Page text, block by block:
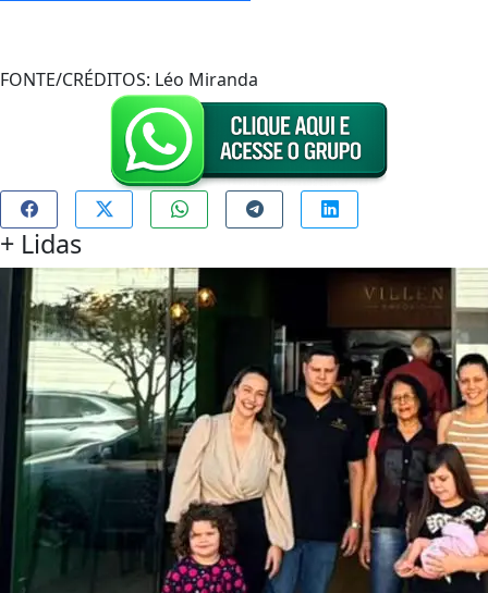
FONTE/CRÉDITOS: Léo Miranda
+ Lidas